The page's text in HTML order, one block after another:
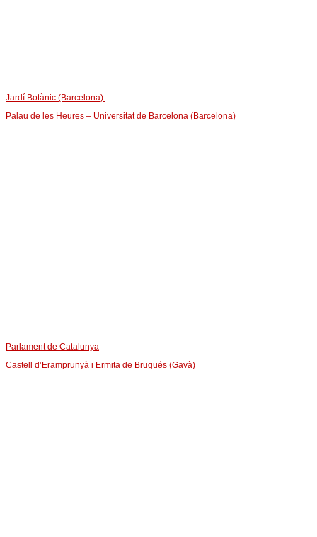
Jardí Botànic (Barcelona)
Palau de les Heures – Universitat de Barcelona (Barcelona)
Parlament de Catalunya
Castell d’Eramprunyà i Ermita de Brugués (Gavà)